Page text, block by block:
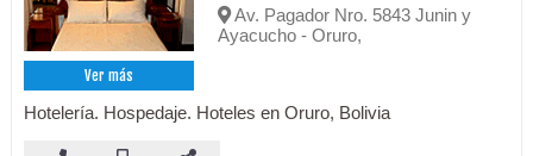
Ver más
Av. Pagador Nro. 5843 Junin y
Ayacucho - Oruro,
Hotelería. Hospedaje. Hoteles en Oruro, Bolivia